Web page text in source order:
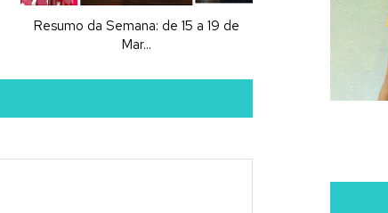
Resumo da Semana: de 15 a 19 de
Mar...